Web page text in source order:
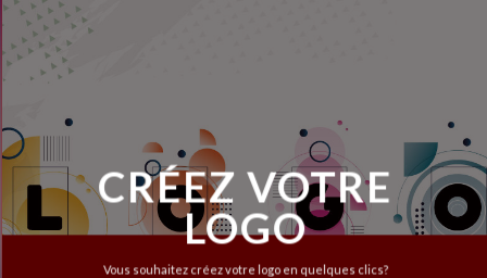
CRÉEZ VOTRE
LOGO
Vous souhaitez créez votre logo en quelques clics?